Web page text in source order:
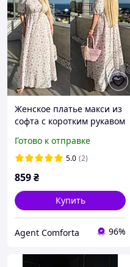
Женское платье макси из
софта с коротким рукавом
цвета. 50-52, 54-56, 58-60
Готово к отправке
5.0 (2)
859₴
Купить
Agent Comforta 96%